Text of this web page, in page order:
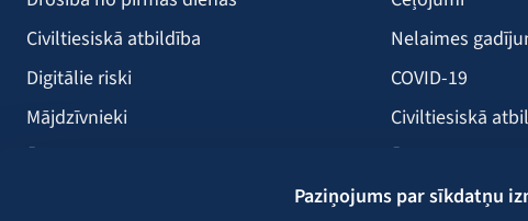
Paziņojums par sīkdatņu
Civiltiesiskā atbildība
Digitālie riski
Mājdzīvnieki
Ērces
Nelaimes
COVID-19
Civiltiesiskā
Ērces
Būvniecība